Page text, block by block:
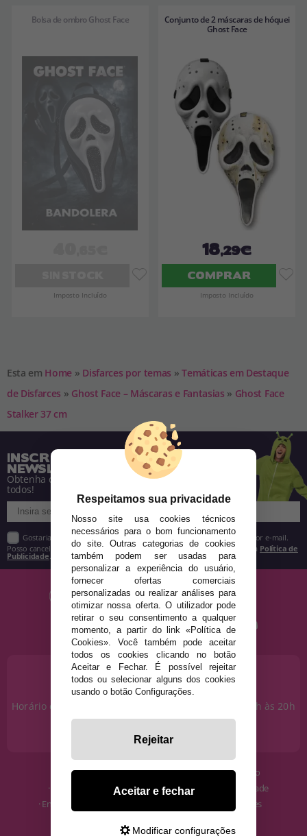
Bolsa de ombro Ghost Face
Imposto Incluído
Conjunto de 2 máscaras de hóquei
Ghost Face
18,29€
COMPRAR
Imposto Incluído
Esta em Home » Disfarces por temas » Temáticas em Destaque
de Disfarces » Ghost Face – Máscaras e Fantasias » Ghost Face
Stalker 37 cm
INSCREVA-SE NA NOSSA
NEWSLETTER
Obtenha descontos e saiba de tudo antes de
todos!
Gostaria de receber descontos exclusivos, novidades e tendências por e-mail.
Posso cancelar a inscrição a qualquer momento, conforme estipulado na Política de
Publicidade
PRECISA DE AJUDA?
915 793 695
Horário de segunda a sexta das 10h às 14h e das 17h às 20h
Sábados das 10h às 14h.
info@disfracestuyyo.pt
· Quem somos
· Como comprar
· Envios e Devoluções
· Condições de uso
· Política de Privacidade
· Política de Cookies
Respeitamos sua privacidade
Nosso site usa cookies técnicos
necessários para o bom funcionamento
do site. Outras categorias de cookies
também podem ser usadas para
personalizar a experiência do usuário,
fornecer ofertas comerciais
personalizadas ou realizar análises para
otimizar nossa oferta. O utilizador pode
retirar o seu consentimento a qualquer
momento, a partir do link «Política de
Cookies». Você também pode aceitar
todos os cookies clicando no botão
Aceitar e Fechar. É possível rejeitar
todos ou selecionar alguns dos cookies
usando o botão Configurações.
Rejeitar
Aceitar e fechar
Modificar configurações